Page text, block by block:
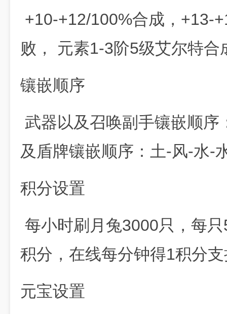
+10-+12/100%合成，+13-
败， 元素1-3阶5级艾尔特合
镶嵌顺序
武器以及召唤副手镶嵌顺
及盾牌镶嵌顺序：土-风-水-
积分设置
每小时刷月兔3000只，每
积分，在线每分钟得1积分
元宝设置